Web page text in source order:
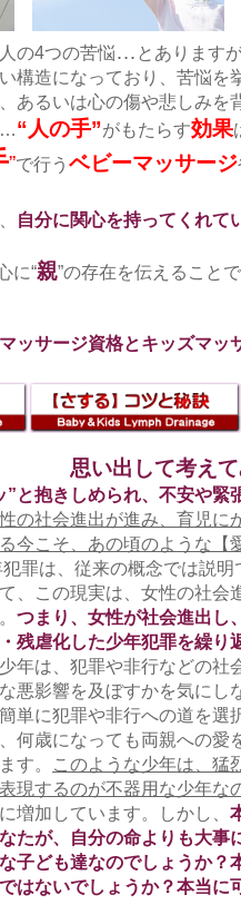
人の4つの苦悩… とあります
構造になっており、 苦悩を
あるいは心の傷や悲しみを
…“人の手”がもたらす効果
”で行う ベビーマッサージ
自分に関心を持ってくれて
に“親”の存在を伝えること
ッサージ資格とキッズマッ
思い出して考え
”と抱きしめられ、不安や緊
の社会進出が進み、育児に
今こそ、あの頃のような【
罪は、従来の概念では説
、この現実は、女性の社会
つまり、女性が社会進出し
残虐化した少年犯罪を繰り
年は、犯罪や非行などの社
悪影響を及ぼすかを気にし
単に犯罪や非行への道を選
何歳になっても両親への愛
す。
このような少年は、猛
現するのが不器用な少年な
増加しています。しかし、
たが、自分の命よりも大事
子ども達なのでしょうか？
はないでしょうか？本当に